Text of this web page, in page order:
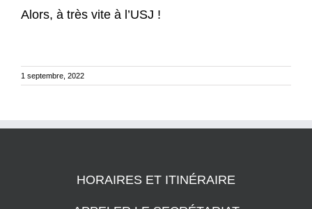
Alors, à très vite à l’USJ !
1 septembre, 2022
HORAIRES ET ITINÉRAIRE